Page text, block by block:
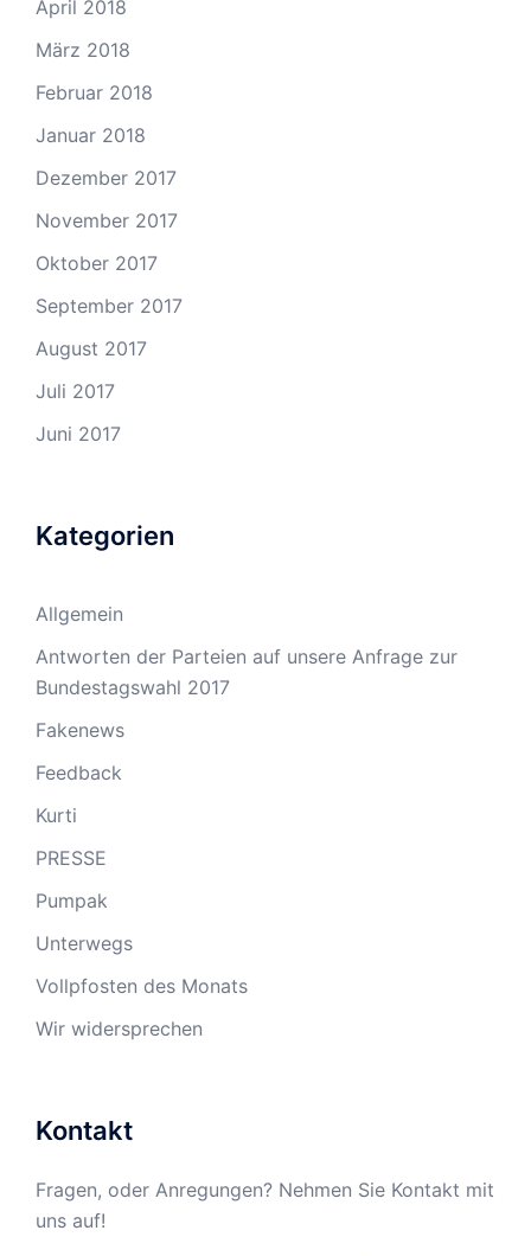
April 2018
März 2018
Februar 2018
Januar 2018
Dezember 2017
November 2017
Oktober 2017
September 2017
August 2017
Juli 2017
Juni 2017
Kategorien
Allgemein
Antworten der Parteien auf unsere Anfrage zur
Bundestagswahl 2017
Fakenews
Feedback
Kurti
PRESSE
Pumpak
Unterwegs
Vollpfosten des Monats
Wir widersprechen
Kontakt
Fragen, oder Anregungen? Nehmen Sie Kontakt mit
uns auf!